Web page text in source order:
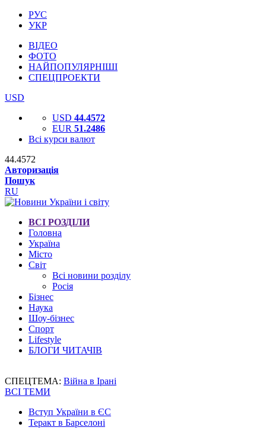
РУС
УКР
ВІДЕО
ФОТО
НАЙПОПУЛЯРНІШІ
СПЕЦПРОЕКТИ
USD
USD 44.4572
EUR 51.2486
Всі курси валют
44.4572
Авторизація
Пошук
RU
ВСІ РОЗДІЛИ
Головна
Україна
Місто
Світ
Всі новини розділу
Росія
Бізнес
Наука
Шоу-бізнес
Спорт
Lifestyle
БЛОГИ ЧИТАЧІВ
СПЕЦТЕМА: Війна в Ірані
ВСІ ТЕМИ
Вступ України в ЄС
Теракт в Барселоні